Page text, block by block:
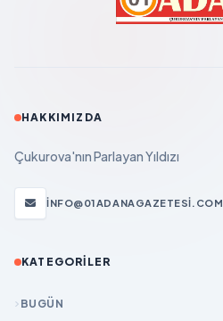
HAKKIMIZDA
Çukurova'nın Parlayan Yıldızı
INFO@01ADANAGAZETESI.COM
KATEGORILER
BUGÜN